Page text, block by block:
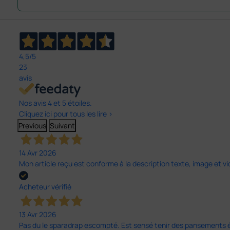
4,5/5
23
avis
Nos avis 4 et 5 étoiles.
Cliquez ici pour tous les lire >
Previous Suivant
14 Avr 2026
Mon article reçu est conforme à la description texte, image et
Acheteur vérifié
13 Avr 2026
Pas du le sparadrap escompté. Est sensé tenir des pansements